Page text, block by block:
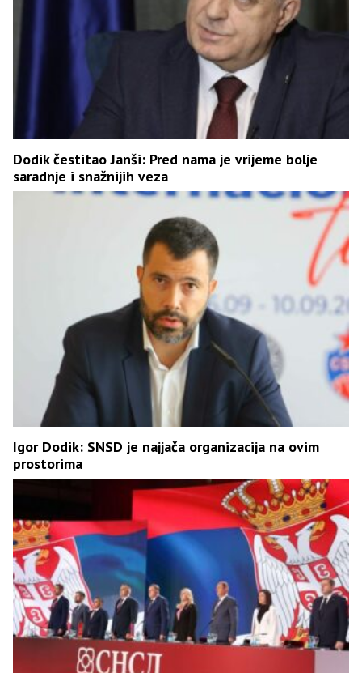
Dodik čestitao Janši: Pred nama je vrijeme bolje
saradnje i snažnijih veza
Igor Dodik: SNSD je najjača organizacija na ovim
prostorima